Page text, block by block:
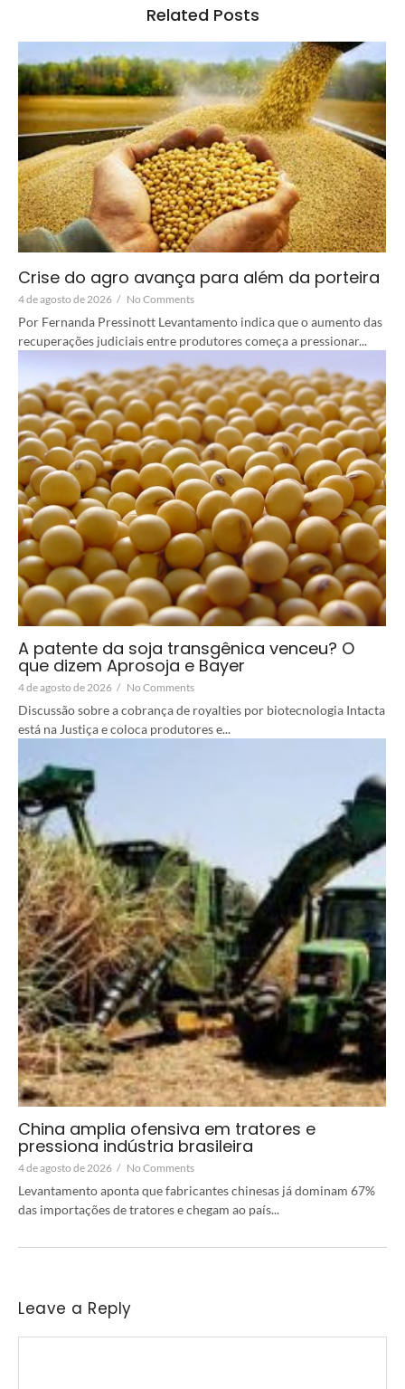
Related Posts
Crise do agro avança para além da porteira
4 de agosto de 2026 / No Comments
Por Fernanda Pressinott Levantamento indica que o aumento das
recuperações judiciais entre produtores começa a pressionar...
A patente da soja transgênica venceu? O
que dizem Aprosoja e Bayer
4 de agosto de 2026 / No Comments
Discussão sobre a cobrança de royalties por biotecnologia Intacta
está na Justiça e coloca produtores e...
China amplia ofensiva em tratores e
pressiona indústria brasileira
4 de agosto de 2026 / No Comments
Levantamento aponta que fabricantes chinesas já dominam 67%
das importações de tratores e chegam ao país...
Leave a Reply